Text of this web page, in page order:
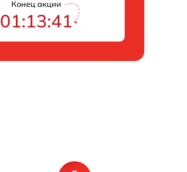
Конец акции
01:13:40